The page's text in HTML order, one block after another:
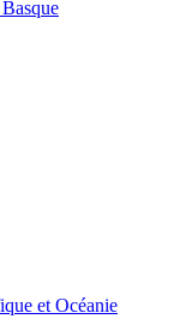
et Océanie